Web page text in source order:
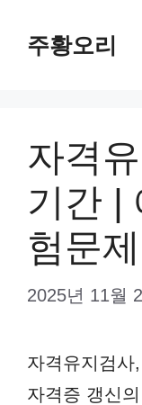
주황오리
자격
기간 |
험문제
2025년 11월
자격유지검사
자격증 갱신